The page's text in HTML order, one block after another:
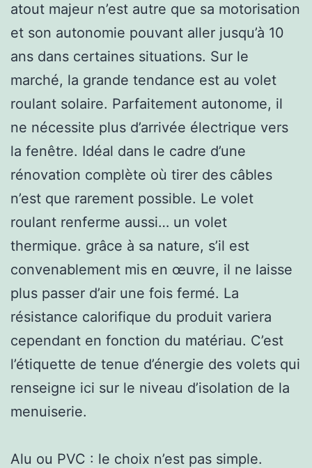
atout majeur n’est autre que sa motorisation
et son autonomie pouvant aller jusqu’à 10
ans dans certaines situations. Sur le
marché, la grande tendance est au volet
roulant solaire. Parfaitement autonome, il
ne nécessite plus d’arrivée électrique vers
la fenêtre. Idéal dans le cadre d’une
rénovation complète où tirer des câbles
n’est que rarement possible. Le volet
roulant renferme aussi… un volet
thermique. grâce à sa nature, s’il est
convenablement mis en œuvre, il ne laisse
plus passer d’air une fois fermé. La
résistance calorifique du produit variera
cependant en fonction du matériau. C’est
l’étiquette de tenue d’énergie des volets qui
renseigne ici sur le niveau d’isolation de la
menuiserie.
Alu ou PVC : le choix n’est pas simple.